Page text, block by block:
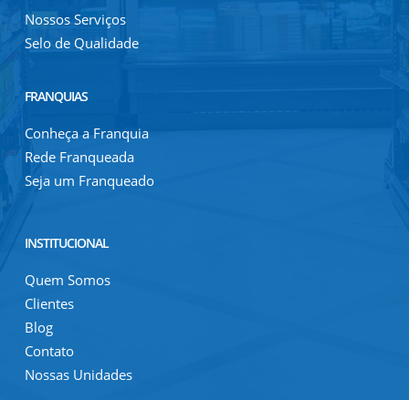
Nossos Serviços
Selo de Qualidade
FRANQUIAS
Conheça a Franquia
Rede Franqueada
Seja um Franqueado
INSTITUCIONAL
Quem Somos
Clientes
Blog
Contato
Nossas Unidades